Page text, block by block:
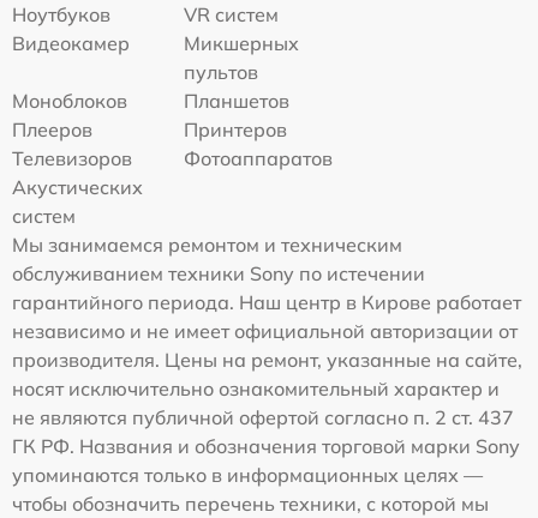
Ноутбуков
VR систем
Видеокамер
Микшерных
пультов
Моноблоков
Планшетов
Плееров
Принтеров
Телевизоров
Фотоаппаратов
Акустических
систем
Мы занимаемся ремонтом и техническим
обслуживанием техники Sony по истечении
гарантийного периода. Наш центр в Кирове работает
независимо и не имеет официальной авторизации от
производителя. Цены на ремонт, указанные на сайте,
носят исключительно ознакомительный характер и
не являются публичной офертой согласно п. 2 ст. 437
ГК РФ. Названия и обозначения торговой марки Sony
упоминаются только в информационных целях —
чтобы обозначить перечень техники, с которой мы